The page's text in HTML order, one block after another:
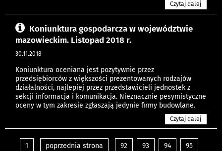
Czytaj dalej
Koniunktura gospodarcza w województwie
mazowieckim. Listopad 2018 r.
30.11.2018
Koniunktura oceniana jest pozytywnie przez
przedsiębiorców z większości prezentowanych rodzajów
działalności, najlepiej przez przedstawicieli jednostek z
sekcji informacja i komunikacja. Nieznacznie pesymistyczne
oceny w tym zakresie zgłaszają jedynie firmy budowlane.
Czytaj dalej
1 poprzednia strona 92 93 94 95